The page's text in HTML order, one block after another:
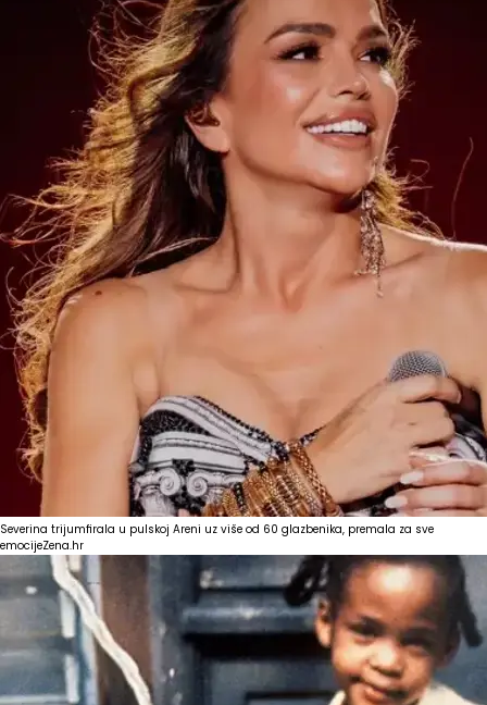
Severina trijumfirala u pulskoj Areni uz više od 60 glazbenika, premala za sve
emocijeZena.hr